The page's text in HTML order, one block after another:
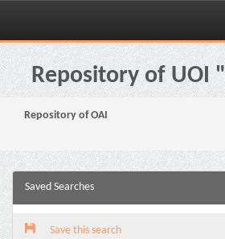
Skip
navigationRepository of UOI
Repository of OAI
Saved Searches
Save this search